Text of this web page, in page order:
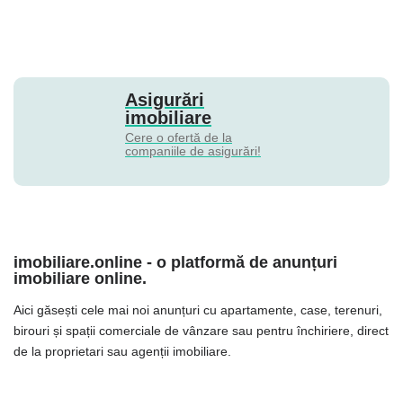
Asigurări
imobiliare
Cere o ofertă de la
companiile de asigurări!
imobiliare.online - o platformă de anunțuri
imobiliare online.
Aici găsești cele mai noi anunțuri cu apartamente, case, terenuri,
birouri și spații comerciale de vânzare sau pentru închiriere, direct
de la proprietari sau agenții imobiliare.